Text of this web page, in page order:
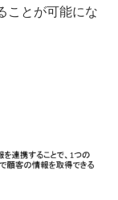
ことが可能にな